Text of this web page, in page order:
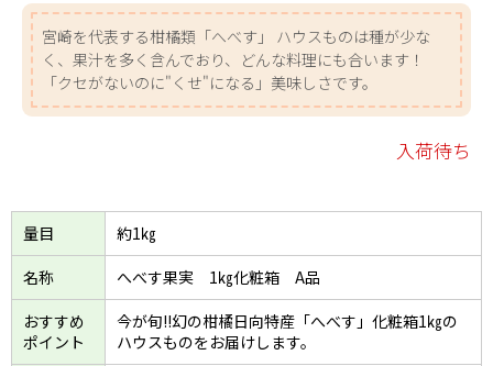
宮崎を代表する柑橘類「へべす」 ハウスものは種が少な
く、果汁を多く含んでおり、どんな料理にも合います！
「クセがないのに"くせ"になる」美味しさです。
入荷待ち
量目
約1㎏
名称
へべす果実 1㎏化粧箱 A品
おすすめ
ポイント
今が旬!!幻の柑橘日向特産「へべす」化粧箱1㎏の
ハウスものをお届けします。